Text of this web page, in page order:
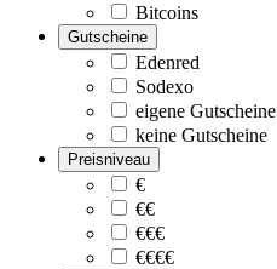
Bitcoins
Gutscheine
Edenred
Sodexo
eigene Gutscheine
keine Gutscheine
Preisniveau
€
€€
€€€
€€€€